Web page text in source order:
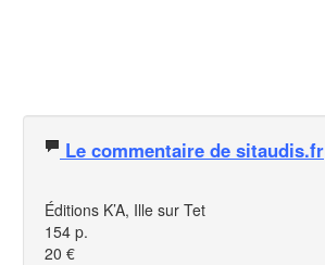
Le commentaire de sitaudis.fr
Éditions K’A, Ille sur Tet
154 p.
20 €